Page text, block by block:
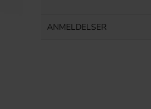
ANMELDELSER